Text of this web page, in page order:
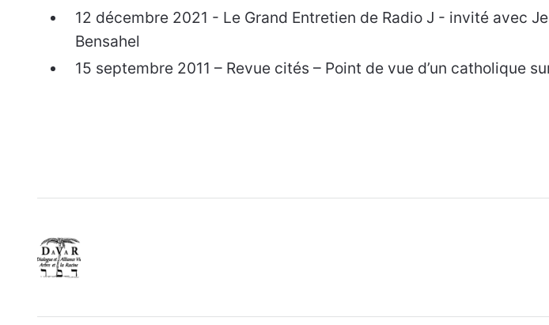
12 décembre 2021 - Le Grand Entretien de Radio J - invité avec
Bensahel
15 septembre 2011 – Revue cités – Point de vue d’un catholique